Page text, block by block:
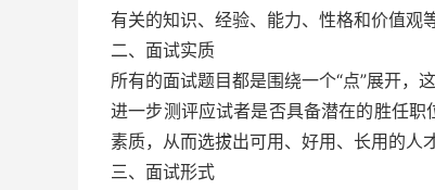
有关的知识、经验、能力、性格和价值观
二、面试实质
所有的面试题目都是围绕一个“点”展开，
进一步测评应试者是否具备潜在的胜任
素质，从而选拔出可用、好用、长用的人
三、面试形式